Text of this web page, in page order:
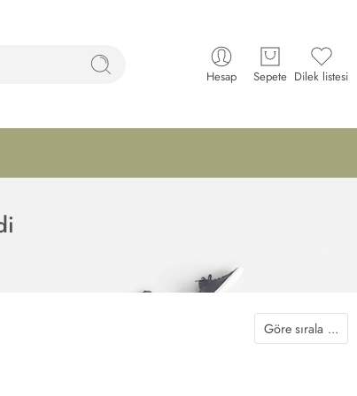
Hesap Sepete Dilek listesi
Göre sırala ...